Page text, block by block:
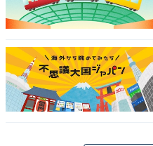
ます。